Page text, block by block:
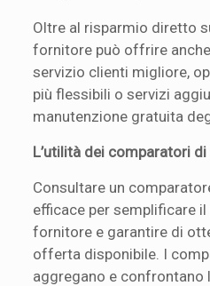
Oltre al risparmio diretto
fornitore può offrire
servizio clienti migliore,
più flessibili o servizi
manutenzione gratuita
L’utilità dei comparatori
Consultare un
efficace per semplificare
fornitore e garantire di
offerta disponibile. I
aggregano e confrontano